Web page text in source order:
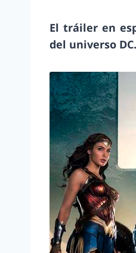
El tráiler en
del universo DC.